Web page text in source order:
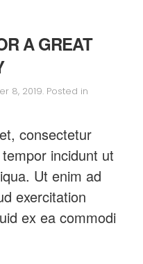
A GREAT
8, 2019. Posted in
consectetur
incidunt ut
Ut enim ad
exercitation
ex ea commodi